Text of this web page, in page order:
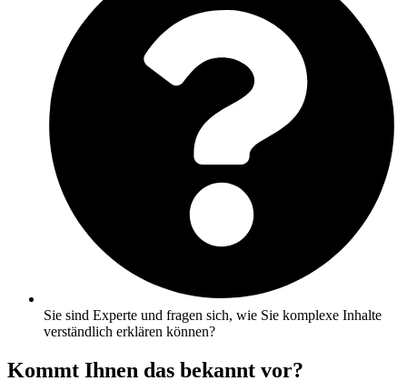
Sie sind Experte und fragen sich, wie Sie komplexe Inhalte
verständlich erklären können?
Kommt Ihnen das bekannt vor?